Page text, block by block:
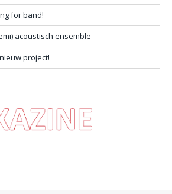
for band!
acoustisch ensemble
project!